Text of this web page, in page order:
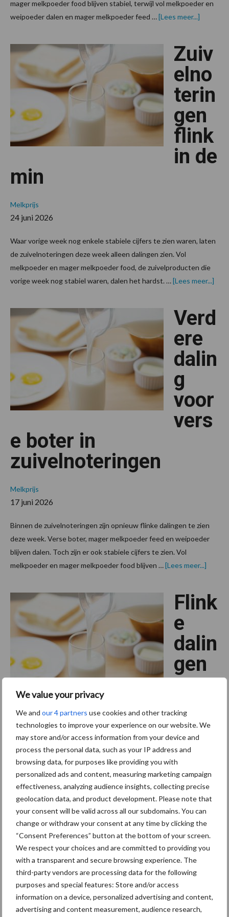
We value your privacy
We and our 4 partners use cookies and other tracking
technologies to improve your experience on our website. We
may store and/or access information from your device and
process the personal data, such as your IP address and
browsing data, for purposes like providing you with
personalized ads and content, measuring marketing campaign
effectiveness, analyzing audience insights, collecting precise
geolocation data, and product development. Please note that
your consent will be valid across all our subdomains. You can
change or withdraw your consent at any time by clicking the
“Consent Preferences” button at the bottom of your screen.
We respect your choices and are committed to providing you
with a transparent and secure browsing experience. The
third-party vendors are processing data for the following
purposes and special features: Store and/or access
information on a device, personalized advertising and content,
advertising and content measurement, audience research,
mager melkpoeder food blijven stabiel, terwijl vol melkpoeder en
weipoeder dalen en mager melkpoeder feed …[Lees meer...]
Zuiv
elno
terin
gen
flink
in de
min
Melkprijs
24 juni 2026
Waar vorige week nog enkele stabiele cijfers te zien waren, laten
de zuivelnoteringen deze week alleen dalingen zien. Vol
melkpoeder en mager melkpoeder food, de zuivelproducten die
vorige week nog stabiel waren, dalen het hardst. …[Lees meer...]
Verd
ere
dalin
g
voor
vers
e boter in
zuivelnoteringen
Melkprijs
17 juni 2026
Binnen de zuivelnoteringen zijn opnieuw flinke dalingen te zien
deze week. Verse boter, mager melkpoeder feed en weipoeder
blijven dalen. Toch zijn er ook stabiele cijfers te zien. Vol
melkpoeder en mager melkpoeder food blijven …[Lees meer...]
boter
in
Flink
e
dalin
gen
voor
melk
poeder in de
zuivelnoteringen
ActueelMelkprijs
3 juni 2026
Binnen de zuivelnoteringen zijn flinke dalingen te zien deze week.
Vooral mager melkpoeder food en mager melkpoeder feed dalen
flink. Ook verse boter en vol melkpoeder laten een daling zien.
Weipoeder is stabiel. Officiële …[Lees meer...]overFlinke
dalingen
voor
melkpoeder
in
de
zuivelnoteringen
Zuiv
elno